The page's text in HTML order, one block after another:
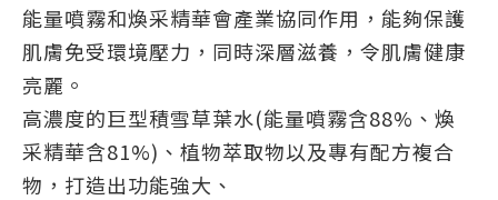
能量噴霧和煥采精華會產業協同作用，能夠保護
肌膚免受環境壓力，同時深層滋養，令肌膚健康
亮麗。
高濃度的巨型積雪草葉水(能量噴霧含88%、煥
采精華含81%)、植物萃取物以及專有配方複合
物，打造出功能強大、